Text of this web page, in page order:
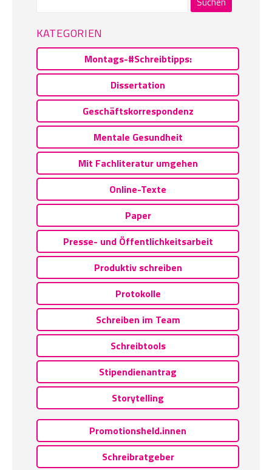
KATEGORIEN
Montags-#Schreibtipps:
Dissertation
Geschäftskorrespondenz
Mentale Gesundheit
Mit Fachliteratur umgehen
Online-Texte
Paper
Presse- und Öffentlichkeitsarbeit
Produktiv schreiben
Protokolle
Schreiben im Team
Schreibtools
Stipendienantrag
Storytelling
Promotionsheld.innen
Schreibratgeber